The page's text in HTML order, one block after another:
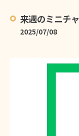
来週のミニチ
2025/07/08